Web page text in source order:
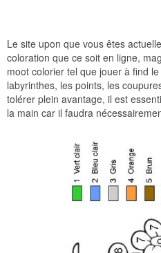
Le site upon que vous êtes
coloration que ce soit en ligne,
moot colorier tel que jouer à find
labyrinthes, les points, les
tolérer plein avantage, il est
la main car il faudra